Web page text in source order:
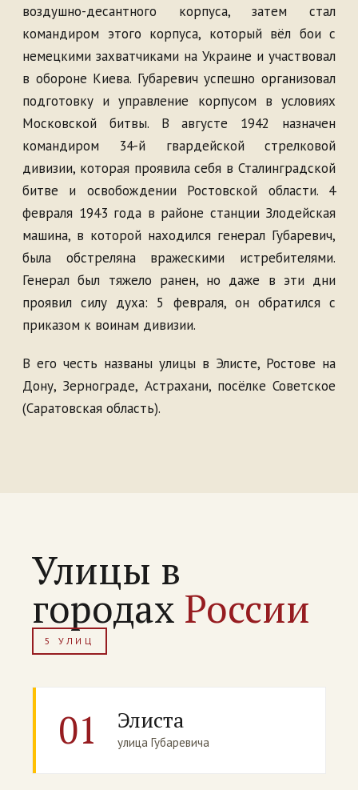
воздушно-десантного корпуса, затем стал
командиром этого корпуса, который вёл бои с
немецкими захватчиками на Украине и участвовал
в обороне Киева. Губаревич успешно организовал
подготовку и управление корпусом в условиях
Московской битвы. В августе 1942 назначен
командиром 34-й гвардейской стрелковой
дивизии, которая проявила себя в Сталинградской
битве и освобождении Ростовской области. 4
февраля 1943 года в районе станции Злодейская
машина, в которой находился генерал Губаревич,
была обстреляна вражескими истребителями.
Генерал был тяжело ранен, но даже в эти дни
проявил силу духа: 5 февраля, он обратился с
приказом к воинам дивизии.
В его честь названы улицы в Элисте, Ростове на
Дону, Зернограде, Астрахани, посёлке Советское
(Саратовская область).
Улицы в
городах России
5 УЛИЦ
01 Элиста
улица Губаревича